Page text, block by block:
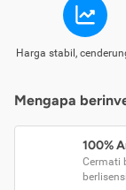
Harga stabil,
Mengapa
100%
Cermati